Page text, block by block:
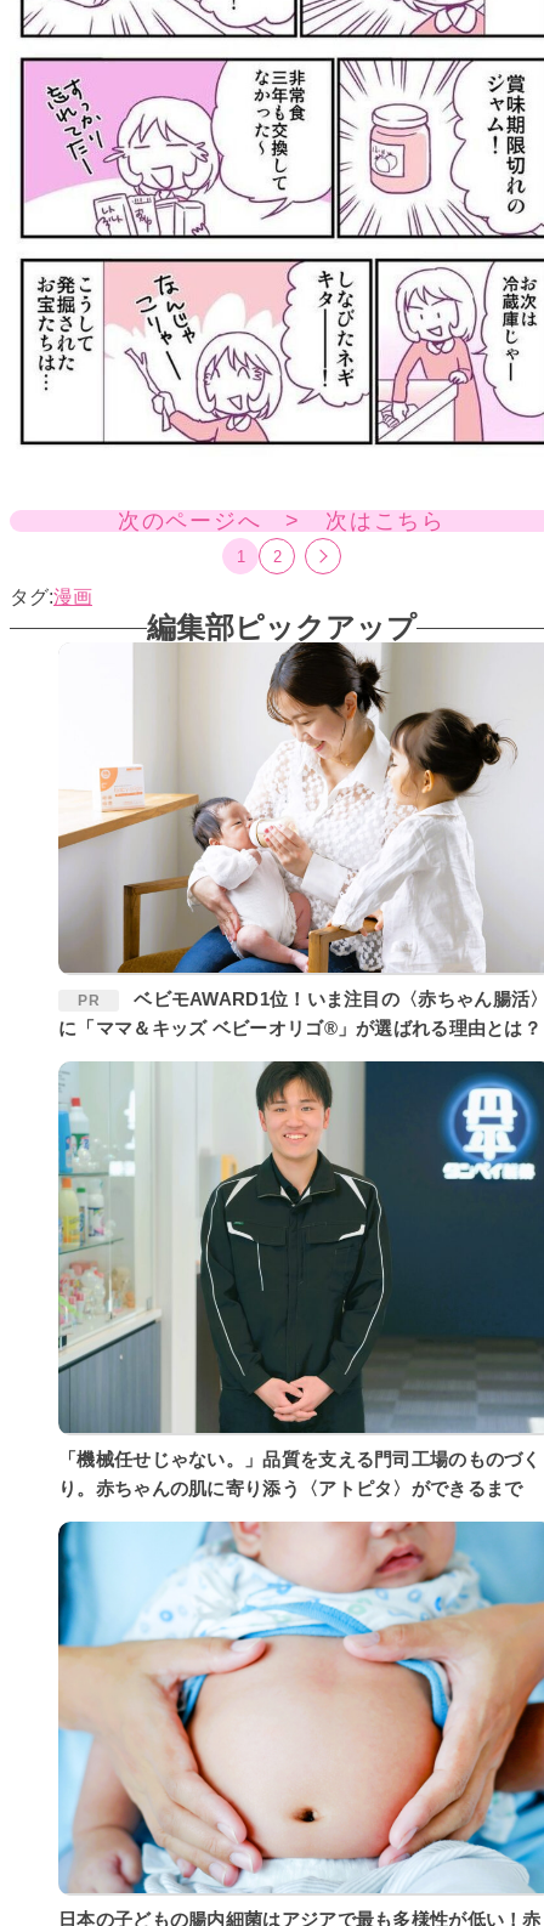
次のページへ > 次はこちら
1 2
漫画
編集部ピックアップ
PR
ベビモAWARD1位！いま注目の〈赤ちゃん腸活〉
に「ママ＆キッズ ベビーオリゴ®」が選ばれる理由とは？
「機械任せじゃない。」品質を支える門司工場のものづく
り。赤ちゃんの肌に寄り添う〈アトピタ〉ができるまで
日本の子どもの腸内細菌はアジアで最も多様性が低い！赤